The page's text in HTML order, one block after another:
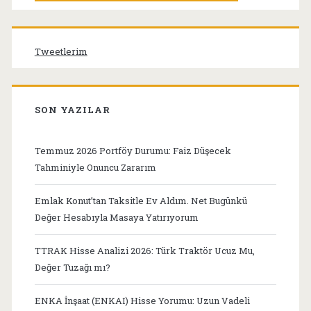
Tweetlerim
SON YAZILAR
Temmuz 2026 Portföy Durumu: Faiz Düşecek
Tahminiyle Onuncu Zararım
Emlak Konut’tan Taksitle Ev Aldım. Net Bugünkü
Değer Hesabıyla Masaya Yatırıyorum
TTRAK Hisse Analizi 2026: Türk Traktör Ucuz Mu,
Değer Tuzağı mı?
ENKA İnşaat (ENKAI) Hisse Yorumu: Uzun Vadeli